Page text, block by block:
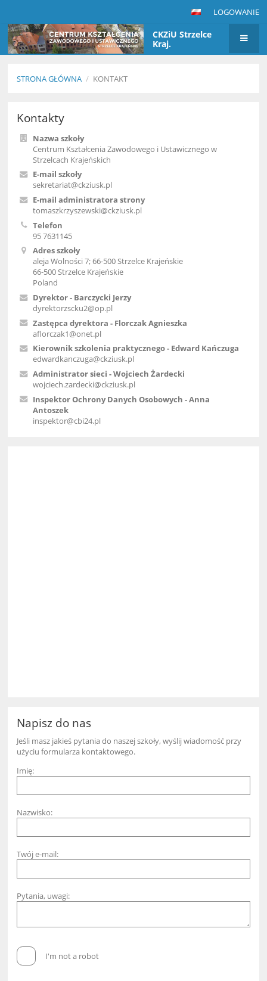
LOGOWANIE
CKZiU Strzelce
Kraj.
STRONA GŁÓWNA / KONTAKT
Kontakty
Nazwa szkoły
Centrum Kształcenia Zawodowego i Ustawicznego w
Strzelcach Krajeńskich
E-mail szkoły
sekretariat@ckziusk.pl
E-mail administratora strony
tomaszkrzyszewski@ckziusk.pl
Telefon
95 7631145
Adres szkoły
aleja Wolności 7; 66-500 Strzelce Krajeńskie
66-500 Strzelce Krajeńskie
Poland
Dyrektor - Barczycki Jerzy
dyrektorzscku2@op.pl
Zastępca dyrektora - Florczak Agnieszka
aflorczak1@onet.pl
Kierownik szkolenia praktycznego - Edward Kańczuga
edwardkanczuga@ckziusk.pl
Administrator sieci - Wojciech Żardecki
wojciech.zardecki@ckziusk.pl
Inspektor Ochrony Danych Osobowych - Anna
Antoszek
inspektor@cbi24.pl
Napisz do nas
Jeśli masz jakieś pytania do naszej szkoły, wyślij wiadomość przy
użyciu formularza kontaktowego.
Imię:
Nazwisko:
Twój e-mail:
Pytania, uwagi:
I'm not a robot